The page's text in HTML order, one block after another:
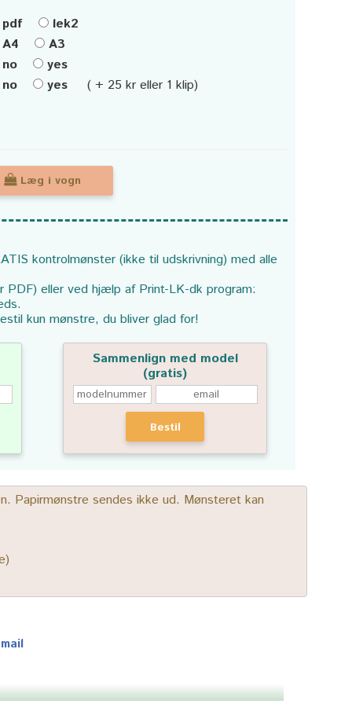
pdf
lek2
A4
A3
no
yes
no
yes ( + 25 kr eller 1 klip)
Læg i vogn
kontrolmønster (ikke til udskrivning) med alle
eller ved hjælp af Print-LK-dk program:
kun mønstre, du bliver glad for!
Sammenlign med model
(gratis)
Bestil
Papirmønstre sendes ikke ud. Mønsteret kan